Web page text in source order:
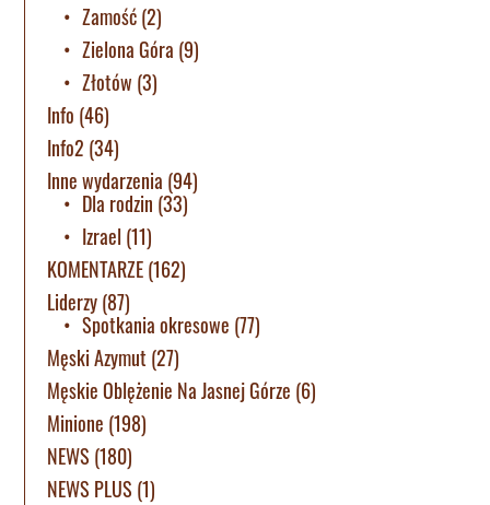
Zamość(2)
Zielona Góra (9)
Złotów (3)
Info (46)
Info2 (34)
Inne wydarzenia (94)
Dla rodzin (33)
Izrael (11)
KOMENTARZE(162)
Liderzy(87)
Spotkania okresowe (77)
Męski Azymut (27)
Męskie Oblężenie Na Jasnej Górze (6)
Minione (198)
NEWS (180)
NEWS PLUS (1)